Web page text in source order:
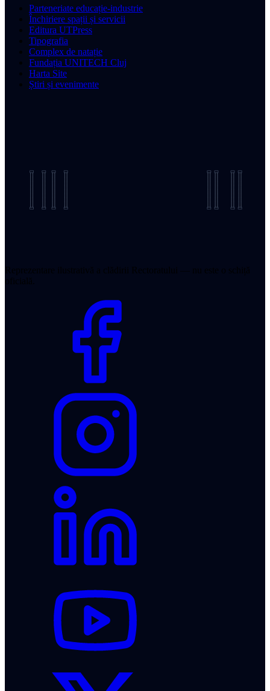
Parteneriate educație-industrie
Închiriere spații și servicii
Editura UTPress
Tipografia
Complex de natație
Fundația UNITECH Cluj
Harta Site
Știri și evenimente